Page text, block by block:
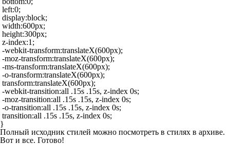
left:0;
display:block;
width:600px;
height:300px;
z-index:1;
-webkit-transform:translateX(600px);
-moz-transform:translateX(600px);
-ms-transform:translateX(600px);
-o-transform:translateX(600px);
transform:translateX(600px);
-webkit-transition:all .15s .15s, z-index 0s;
-moz-transition:all .15s .15s, z-index 0s;
-o-transition:all .15s .15s, z-index 0s;
transition:all .15s .15s, z-index 0s;
}
Полный исходник стилей можно посмотреть в стилях в архиве.
Вот и все. Готово!